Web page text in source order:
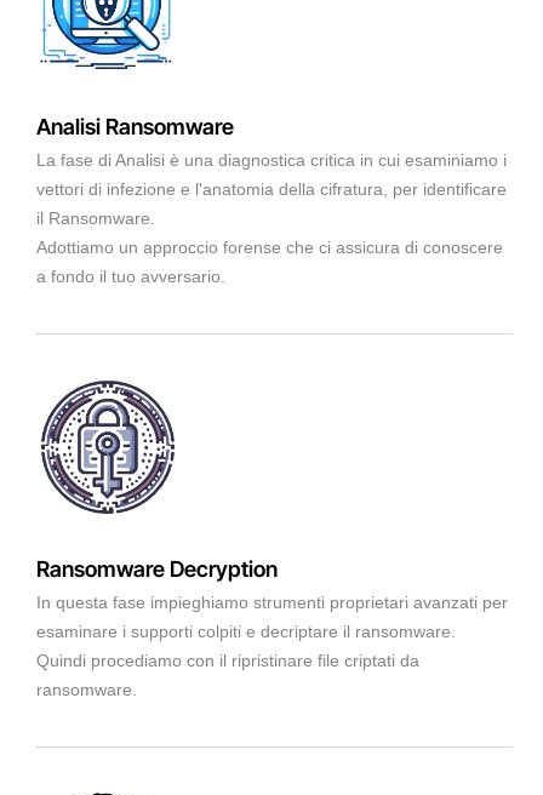
Analisi Ransomware
La fase di Analisi è una diagnostica critica in cui esaminiamo i
vettori di infezione e l'anatomia della cifratura, per identificare
il Ransomware.
Adottiamo un approccio forense che ci assicura di conoscere
a fondo il tuo avversario.
Ransomware Decryption
In questa fase impieghiamo strumenti proprietari avanzati per
esaminare i supporti colpiti e decriptare il ransomware.
Quindi procediamo con il ripristinare file criptati da
ransomware.